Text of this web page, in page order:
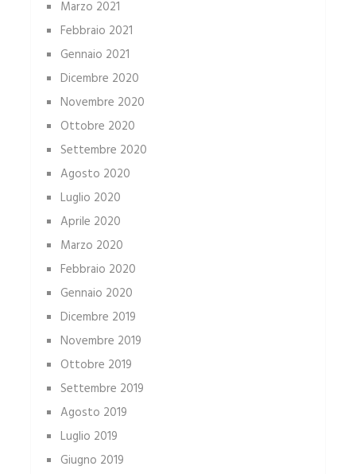
Marzo 2021
Febbraio 2021
Gennaio 2021
Dicembre 2020
Novembre 2020
Ottobre 2020
Settembre 2020
Agosto 2020
Luglio 2020
Aprile 2020
Marzo 2020
Febbraio 2020
Gennaio 2020
Dicembre 2019
Novembre 2019
Ottobre 2019
Settembre 2019
Agosto 2019
Luglio 2019
Giugno 2019